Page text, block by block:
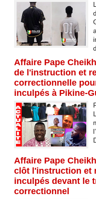
Affaire Pape
de l'instruction et
correctionnelle
inculpés à Pikine-
Affaire Pape
clôt l'instruction et
inculpés devant le
correctionnel